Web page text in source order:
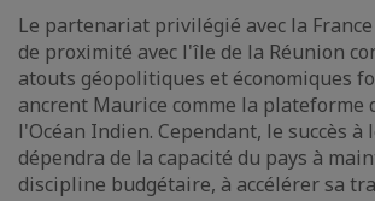
Le partenariat privilégié avec la
de proximité avec l'île de la Réunion
atouts géopolitiques et économiques
ancrent Maurice comme la plateforme
l'Océan Indien. Cependant, le succès à
dépendra de la capacité du pays à
discipline budgétaire, à accélérer sa